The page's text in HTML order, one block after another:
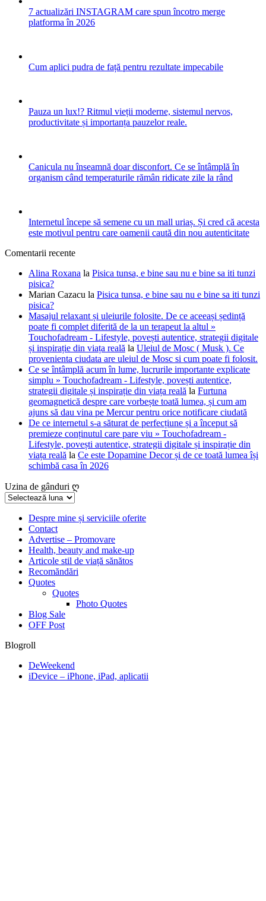
7 actualizări INSTAGRAM care spun încotro merge
platforma în 2026
Cum aplici pudra de față pentru rezultate impecabile
Pauza un lux!? Ritmul vieții moderne, sistemul nervos,
productivitate și importanța pauzelor reale.
Canicula nu înseamnă doar disconfort. Ce se întâmplă în
organism când temperaturile rămân ridicate zile la rând
Internetul începe să semene cu un mall uriaș. Și cred că acesta
este motivul pentru care oamenii caută din nou autenticitate
Comentarii recente
Alina Roxana la Pisica tunsa, e bine sau nu e bine sa iti tunzi
pisica?
Marian Cazacu la Pisica tunsa, e bine sau nu e bine sa iti tunzi
pisica?
Masajul relaxant și uleiurile folosite. De ce aceeași ședință
poate fi complet diferită de la un terapeut la altul »
Touchofadream - Lifestyle, povești autentice, strategii digitale
și inspirație din viața reală la Uleiul de Mosc ( Musk ). Ce
provenienta ciudata are uleiul de Mosc si cum poate fi folosit.
Ce se întâmplă acum în lume, lucrurile importante explicate
simplu » Touchofadream - Lifestyle, povești autentice,
strategii digitale și inspirație din viața reală la Furtuna
geomagnetică despre care vorbește toată lumea, și cum am
ajuns să dau vina pe Mercur pentru orice notificare ciudată
De ce internetul s-a săturat de perfecțiune și a început să
premieze conținutul care pare viu » Touchofadream -
Lifestyle, povești autentice, strategii digitale și inspirație din
viața reală la Ce este Dopamine Decor și de ce toată lumea își
schimbă casa în 2026
Uzina de gânduri ღ
Uzina
gânduriDespre mine și serviciile oferite
Contact
Advertise – Promovare
Health, beauty and make-up
Articole stil de viață sănătos
Recomăndări
Quotes
Quotes
Photo Quotes
Blog Sale
OFF Post
Blogroll
DeWeekend
iDevice – iPhone, iPad, aplicatii